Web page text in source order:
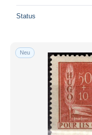
Preis
Kostenloser
Zahlungsmethoden
PayPal
Visa
Status
Neu